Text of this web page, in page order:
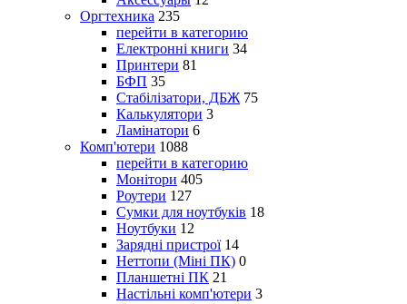
Оргтехника 235
перейти в категорию
Електронні книги 34
Принтери 81
БФП 35
Стабілізатори, ДБЖ 75
Калькулятори 3
Ламінатори 6
Комп'ютери 1088
перейти в категорию
Монітори 405
Роутери 127
Сумки для ноутбуків 18
Ноутбуки 12
Зарядні пристрої 14
Неттопи (Міні ПК) 0
Планшетні ПК 21
Настільні комп'ютери 3